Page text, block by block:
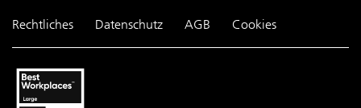
Rechtliches Datenschutz AGB Cookies